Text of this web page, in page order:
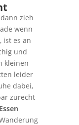
zieh
wenn
ist es an
und
kleinen
leider
dabei,
zurecht